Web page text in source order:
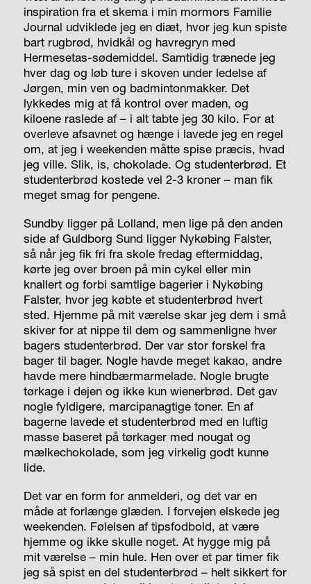
inspiration fra et skema i min mormors Familie
Journal udviklede jeg en diæt, hvor jeg kun spiste
bart rugbrød, hvidkål og havregryn med
Hermesetas-sødemiddel. Samtidig trænede jeg
hver dag og løb ture i skoven under ledelse af
Jørgen, min ven og badmintonmakker. Det
lykkedes mig at få kontrol over maden, og
kiloene raslede af – i alt tabte jeg 30 kilo. For at
overleve afsavnet og hænge i lavede jeg en regel
om, at jeg i weekenden måtte spise præcis, hvad
jeg ville. Slik, is, chokolade. Og studenterbrød. Et
studenterbrød kostede vel 2-3 kroner – man fik
meget smag for pengene.
Sundby ligger på Lolland, men lige på den anden
side af Guldborg Sund ligger Nykøbing Falster,
så når jeg fik fri fra skole fredag eftermiddag,
kørte jeg over broen på min cykel eller min
knallert og forbi samtlige bagerier i Nykøbing
Falster, hvor jeg købte et studenterbrød hvert
sted. Hjemme på mit værelse skar jeg dem i små
skiver for at nippe til dem og sammenligne hver
bagers studenterbrød. Der var stor forskel fra
bager til bager. Nogle havde meget kakao, andre
havde mere hindbærmarmelade. Nogle brugte
tørkage i dejen og ikke kun wienerbrød. Det gav
nogle fyldigere, marcipanagtige toner. En af
bagerne lavede et studenterbrød med en luftig
masse baseret på tørkager med nougat og
mælkechokolade, som jeg virkelig godt kunne
lide.
Det var en form for anmelderi, og det var en
måde at forlænge glæden. I forvejen elskede jeg
weekenden. Følelsen af tipsfodbold, at være
hjemme og ikke skulle noget. At hygge mig på
mit værelse – min hule. Hen over et par timer fik
jeg så spist en del studenterbrød – helt sikkert for